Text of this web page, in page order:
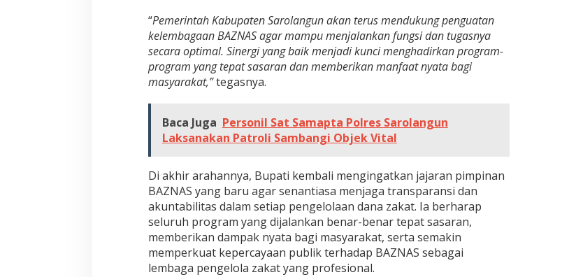
2
6
-
2
0
“Pemerintah Kabupaten Sarolangun akan terus mendukung penguatan
kelembagaan BAZNAS agar mampu menjalankan fungsi dan tugasnya
secara optimal. Sinergi yang baik menjadi kunci menghadirkan program-
program yang tepat sasaran dan memberikan manfaat nyata bagi
masyarakat,”tegasnya.
Baca Juga Personil Sat Samapta Polres Sarolangun
Laksanakan Patroli Sambangi Objek Vital
Di akhir arahannya, Bupati kembali mengingatkan jajaran pimpinan
BAZNAS yang baru agar senantiasa menjaga transparansi dan
akuntabilitas dalam setiap pengelolaan dana zakat. Ia berharap
seluruh program yang dijalankan benar-benar tepat sasaran,
memberikan dampak nyata bagi masyarakat, serta semakin
memperkuat kepercayaan publik terhadap BAZNAS sebagai
lembaga pengelola zakat yang profesional.